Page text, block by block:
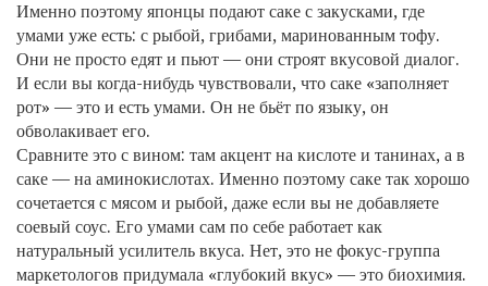
Именно поэтому японцы подают саке с закусками, где
умами уже есть: с рыбой, грибами, маринованным тофу.
Они не просто едят и пьют — они строят вкусовой диалог.
И если вы когда-нибудь чувствовали, что саке «заполняет
рот» — это и есть умами. Он не бьёт по языку, он
обволакивает его.
Сравните это с вином: там акцент на кислоте и танинах, а в
саке — на аминокислотах. Именно поэтому саке так хорошо
сочетается с мясом и рыбой, даже если вы не добавляете
соевый соус. Его умами сам по себе работает как
натуральный усилитель вкуса. Нет, это не фокус-группа
маркетологов придумала «глубокий вкус» — это биохимия.